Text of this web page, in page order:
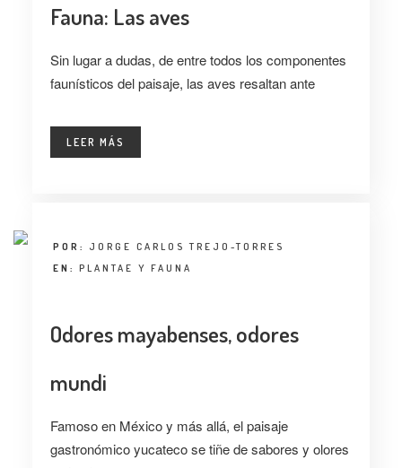
Fauna: Las aves
Sin lugar a dudas, de entre todos los componentes
faunísticos del paisaje, las aves resaltan ante
LEER MÁS
POR: JORGE CARLOS TREJO-TORRES
EN: PLANTAE Y FAUNA
Odores mayabenses, odores
mundi
Famoso en México y más allá, el paisaje
gastronómico yucateco se tiñe de sabores y olores